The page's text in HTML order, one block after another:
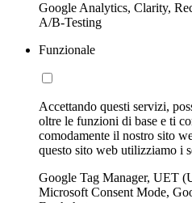
Google Analytics, Clarity,
A/B-Testing
Funzionale
Accettando questi servizi,
oltre le funzioni di base e ti
comodamente il nostro sito
questo sito web utilizziamo i
Google Tag Manager, UET
Microsoft Consent Mode,